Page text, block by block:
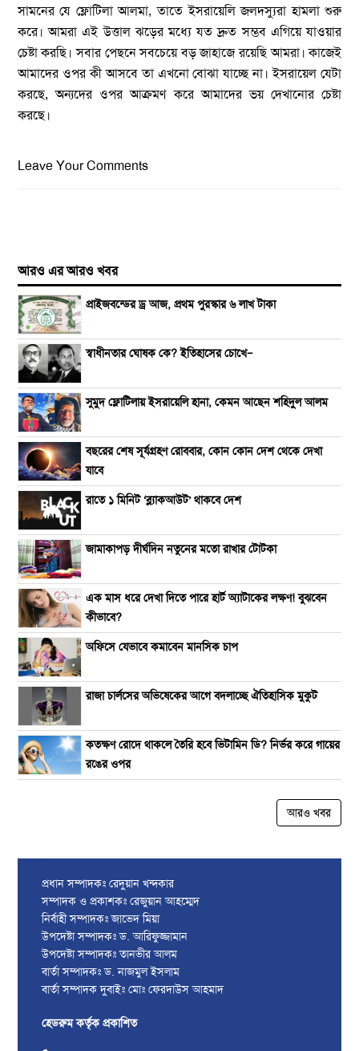
সামনের যে ফ্লোটিলা আলমা, তাতে ইসরায়েলি জলদস্যুরা হামলা শুরু
করে। আমরা এই উত্তাল ঝড়ের মধ্যে যত দ্রুত সম্ভব এগিয়ে যাওয়ার
চেষ্টা করছি। সবার পেছনে সবচেয়ে বড় জাহাজে রয়েছি আমরা। কাজেই
আমাদের ওপর কী আসবে তা এখনো বোঝা যাচ্ছে না। ইসরায়েল যেটা
করছে, অন্যদের ওপর আক্রমণ করে আমাদের ভয় দেখানোর চেষ্টা
করছে।
Leave Your Comments
আরও এর আরও খবর
প্রাইজবন্ডের ড্র আজ, প্রথম পুরস্কার ৬ লাখ টাকা
স্বাধীনতার ঘোষক কে? ইতিহাসের চোখে—
সুমুদ ফ্লোটিলায় ইসরায়েলি হানা, কেমন আছেন শহিদুল আলম
বছরের শেষ সূর্যগ্রহণ রোববার, কোন কোন দেশ থেকে দেখা
যাবে
রাতে ১ মিনিট ‘ব্ল্যাকআউট’ থাকবে দেশ
জামাকাপড় দীর্ঘদিন নতুনের মতো রাখার টোটকা
এক মাস ধরে দেখা দিতে পারে হার্ট অ্যাটাকের লক্ষণ! বুঝবেন
কীভাবে?
অফিসে যেভাবে কমাবেন মানসিক চাপ
রাজা চার্লসের অভিষেকের আগে বদলাচ্ছে ঐতিহাসিক মুকুট
কতক্ষণ রোদে থাকলে তৈরি হবে ভিটামিন ডি? নির্ভর করে গায়ের
রঙের ওপর
আরও খবর
প্রধান সম্পাদকঃ রেদুয়ান খন্দকার
সম্পাদক ও প্রকাশকঃ রেজুয়ান আহম্মেদ
নির্বাহী সম্পাদকঃ জাভেদ মিয়া
উপদেষ্টা সম্পাদকঃ ড. আরিফুজ্জামান
উপদেষ্টা সম্পাদকঃ তানভীর আলম
বার্তা সম্পাদকঃ ড. নাজমুল ইসলাম
বার্তা সম্পাদক দুবাইঃ মোঃ ফেরদাউস আহমাদ
হেডরুম কর্তৃক প্রকাশিত